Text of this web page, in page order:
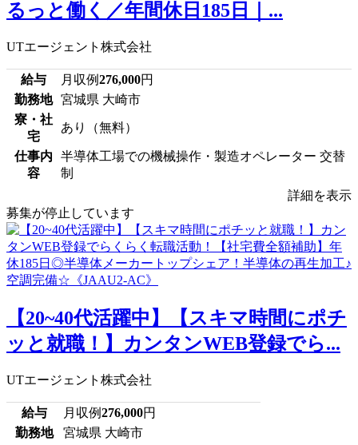
るっと働く／年間休日185日｜...
UTエージェント株式会社
給与 月収例276,000円
勤務地
宮城県 大崎市
寮・社
宅
あり（無料）
仕事内
容
半導体工場での機械操作・製造オペレーター 交替
制
詳細を表示
募集が停止しています
【20~40代活躍中】【スキマ時間にポチ
ッと就職！】カンタンWEB登録でら...
UTエージェント株式会社
給与 月収例276,000円
勤務地
宮城県 大崎市